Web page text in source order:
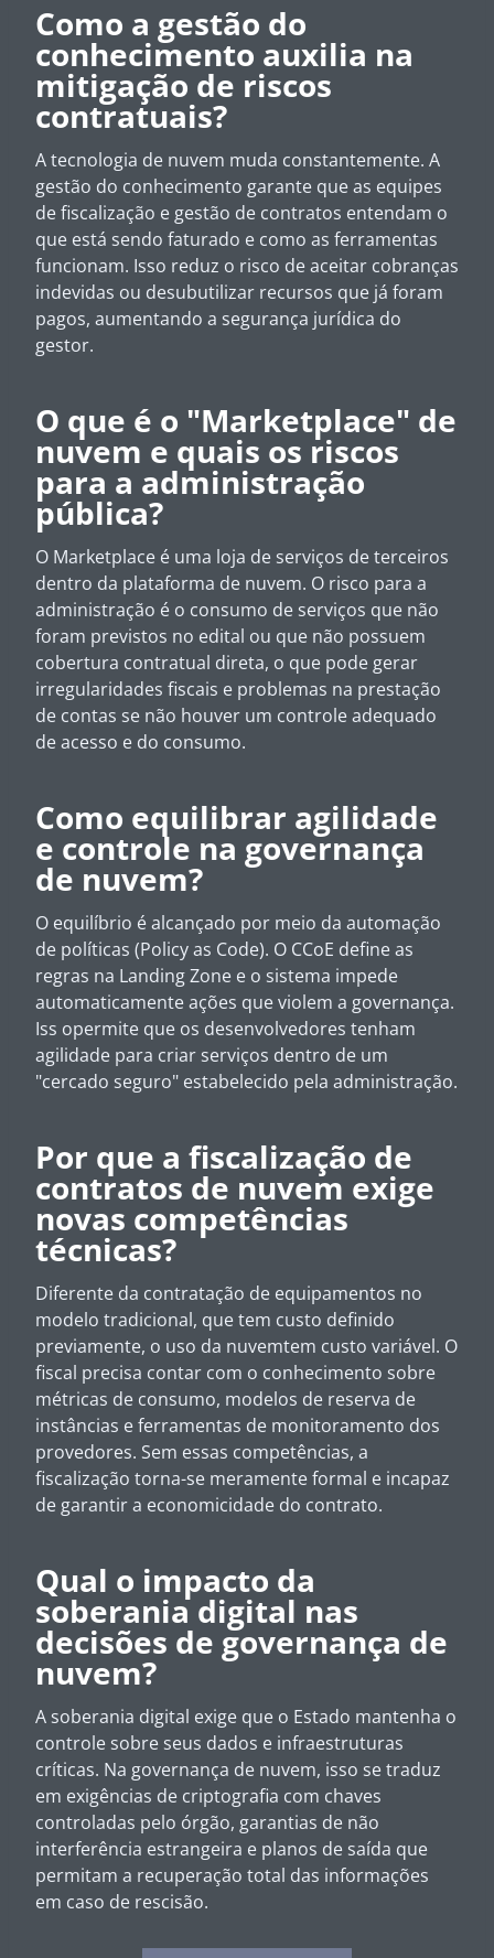
Como a gestão do
conhecimento auxilia na
mitigação de riscos
contratuais?
A tecnologia de nuvem muda constantemente. A
gestão do conhecimento garante que as equipes
de fiscalização e gestão de contratos entendam o
que está sendo faturado e como as ferramentas
funcionam. Isso reduz o risco de aceitar cobranças
indevidas ou desubutilizar recursos que já foram
pagos, aumentando a segurança jurídica do
gestor.
O que é o "Marketplace" de
nuvem e quais os riscos
para a administração
pública?
O Marketplace é uma loja de serviços de terceiros
dentro da plataforma de nuvem. O risco para a
administração é o consumo de serviços que não
foram previstos no edital ou que não possuem
cobertura contratual direta, o que pode gerar
irregularidades fiscais e problemas na prestação
de contas se não houver um controle adequado
de acesso e do consumo.
Como equilibrar agilidade
e controle na governança
de nuvem?
O equilíbrio é alcançado por meio da automação
de políticas (Policy as Code). O CCoE define as
regras na Landing Zone e o sistema impede
automaticamente ações que violem a governança.
Iss opermite que os desenvolvedores tenham
agilidade para criar serviços dentro de um
"cercado seguro" estabelecido pela administração.
Por que a fiscalização de
contratos de nuvem exige
novas competências
técnicas?
Diferente da contratação de equipamentos no
modelo tradicional, que tem custo definido
previamente, o uso da nuvemtem custo variável. O
fiscal precisa contar com o conhecimento sobre
métricas de consumo, modelos de reserva de
instâncias e ferramentas de monitoramento dos
provedores. Sem essas competências, a
fiscalização torna-se meramente formal e incapaz
de garantir a economicidade do contrato.
Qual o impacto da
soberania digital nas
decisões de governança de
nuvem?
A soberania digital exige que o Estado mantenha o
controle sobre seus dados e infraestruturas
críticas. Na governança de nuvem, isso se traduz
em exigências de criptografia com chaves
controladas pelo órgão, garantias de não
interferência estrangeira e planos de saída que
permitam a recuperação total das informações
em caso de rescisão.